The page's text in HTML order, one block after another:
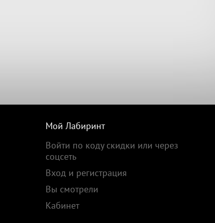
Мой Лабиринт
Войти по коду скидки или через
соцсеть
Вход и регистрация
Вы смотрели
Кабинет